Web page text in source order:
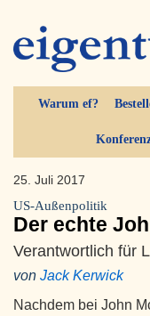
Warum ef?
25. Juli 2017
US-Außenpolitik
Der echte
Verantwortlich für
von Jack Kerwick
Nachdem bei John